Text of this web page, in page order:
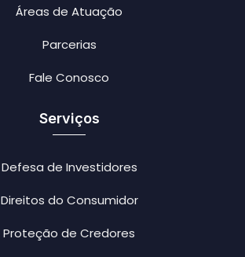
Áreas de Atuação
Parcerias
Fale Conosco
Serviços
Defesa de Investidores
Direitos do Consumidor
Proteção de Credores